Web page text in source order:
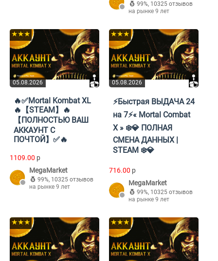
99%, 10325 отзывов
на рынке 9 лет
05.08.2026
★★★
🔥✅Mortal Kombat XL
🔥【STEAM】🔥
【ПОЛНОСТЬЮ ВАШ
АККАУНТ С
ПОЧТОЙ】✅🔥
1109.00 p
MegaMarket
99%, 10325 отзывов
на рынке 9 лет
05.08.2026
★★★
⚡️Быстрая ВЫДАЧА 24
на 7⚡️« Mortal Combat
X » ❄️💎 ПОЛНАЯ
СМЕНА ДАННЫХ |
STEAM ❄️💎
716.00 p
MegaMarket
99%, 10325 отзывов
на рынке 9 лет
★★★ ★★★